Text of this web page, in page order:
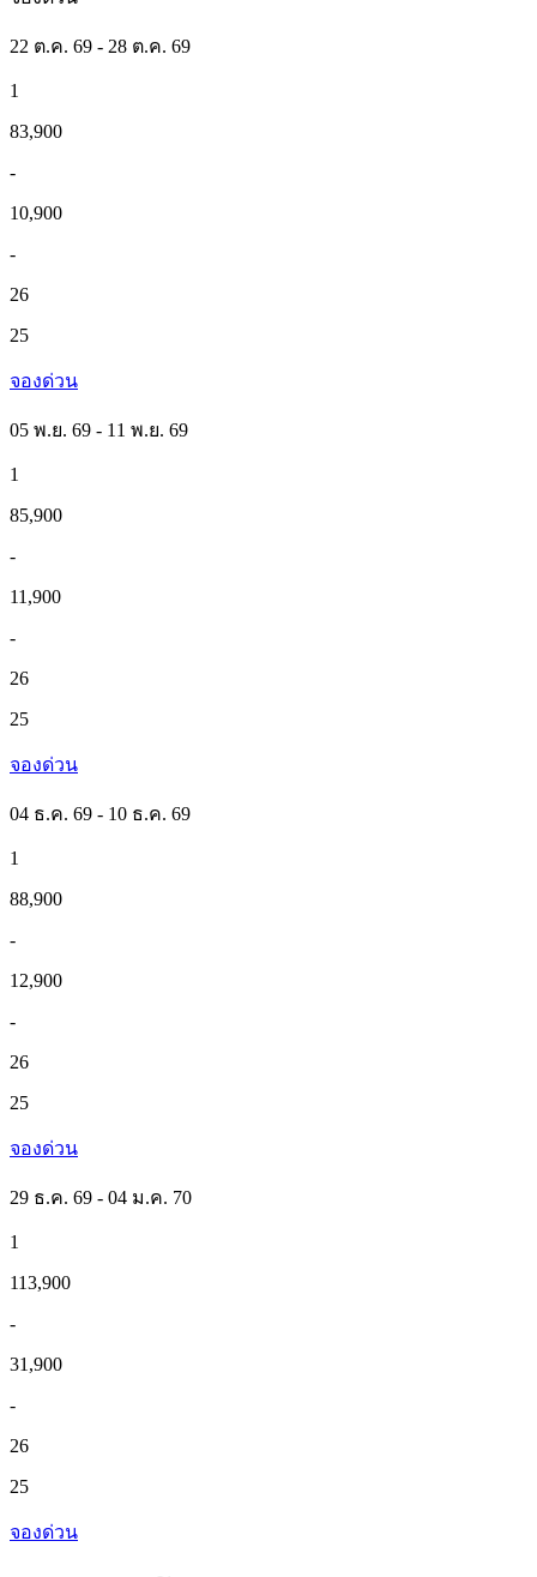
22 ต.ค. 69 - 28 ต.ค. 69
1
83,900
-
10,900
-
26
25
จองด่วน
05 พ.ย. 69 - 11 พ.ย. 69
1
85,900
-
11,900
-
26
25
จองด่วน
04 ธ.ค. 69 - 10 ธ.ค. 69
1
88,900
-
12,900
-
26
25
จองด่วน
29 ธ.ค. 69 - 04 ม.ค. 70
1
113,900
-
31,900
-
26
25
จองด่วน